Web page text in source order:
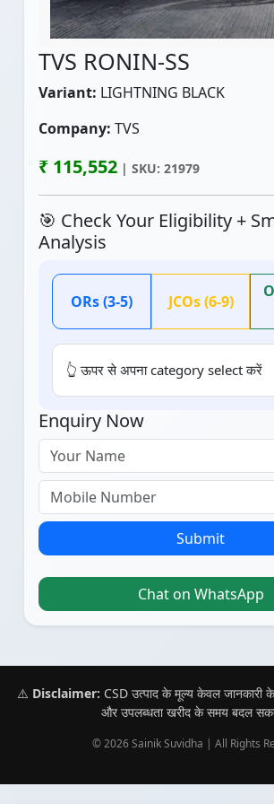
TVS RONIN-SS
Variant: LIGHTNING BLACK
Company: TVS
₹ 115,552 | SKU: 21979
🎯 Check Your Eligibility +
Analysis
ORs (3-5) JCOs (6-9)
👆 ऊपर से अपना category select करें
Enquiry Now
Submit
Chat on WhatsApp
⚠️ Disclaimer: CSD उत्पाद के मूल्य केवल जानकारी
और उपलब्धता खरीद के समय बदल
© 2026 Sainik Suvidha | All Rights